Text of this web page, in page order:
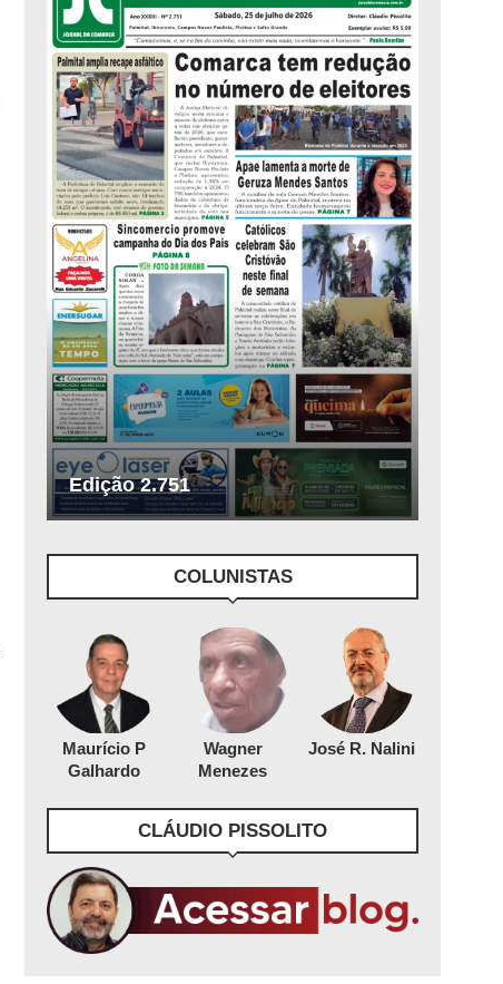
Edição 2.751
COLUNISTAS
Maurício P
Galhardo
Wagner
Menezes
José R. Nalini
CLÁUDIO PISSOLITO